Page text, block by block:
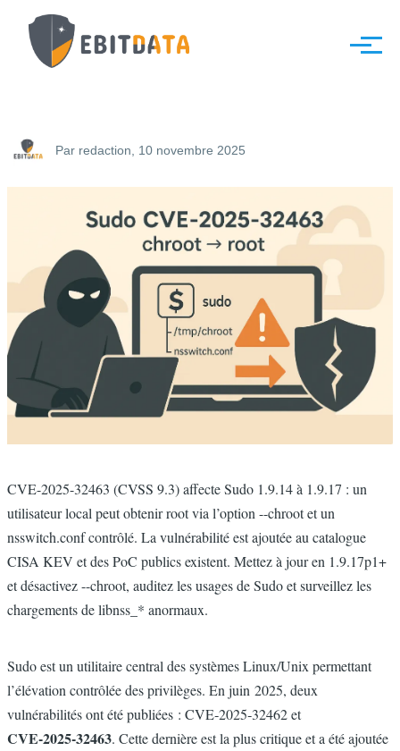
Aller au contenu principal
Menu
Par redaction, 10 novembre 2025
une
Resumé
CVE-2025-32463 (CVSS 9.3) affecte Sudo 1.9.14 à 1.9.17 : un
utilisateur local peut obtenir root via l’option --chroot et un
nsswitch.conf contrôlé. La vulnérabilité est ajoutée au catalogue
CISA KEV et des PoC publics existent. Mettez à jour en 1.9.17p1+
et désactivez --chroot, auditez les usages de Sudo et surveillez les
chargements de libnss_* anormaux.
CorpsBlog
Sudo est un utilitaire central des systèmes Linux/Unix permettant
l’élévation contrôlée des privilèges. En juin 2025, deux
vulnérabilités ont été publiées : CVE‑2025‑32462 et
CVE‑2025‑32463. Cette dernière est la plus critique et a été ajoutée